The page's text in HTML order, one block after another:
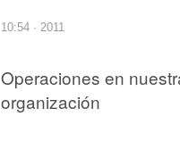
10:54 · 2011
Operaciones en
organización